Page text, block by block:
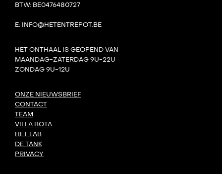
BTW: BE0476480727
E: INFO@HETENTREPOT.BE
HET ONTHAAL IS GEOPEND VAN
MAANDAG-ZATERDAG 9U-22U
ZONDAG 9U-12U
ONZE NIEUWSBRIEF
CONTACT
TEAM
VILLA BOTA
HET LAB
DE TANK
PRIVACY